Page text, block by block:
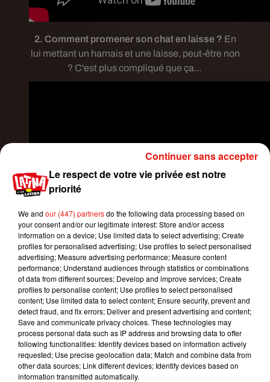
2. Comment promener son chat en laisse ? En
lui mettant un harnais et une laisse, peut-être non
? C'est plus compliqué que ça...
1. Comment boire de l'eau ?Avons-nous
vraiment besoin d'un tuto pour apprendre à boire
de l'eau ? Apparemment oui..
Le respect de votre vie privée est notre
priorité
We and our (447) partnersdo the following data processing based on
your consent and/or our legitimate interest: Store and/or access
information on a device; Use limited data to select advertising; Create
profiles for personalised advertising; Use profiles to select personalised
advertising; Measure advertising performance; Measure content
performance; Understand audiences through statistics or combinations
of data from different sources; Develop and improve services; Create
profiles to personalise content; Use profiles to select personalised
content; Use limited data to select content; Ensure security, prevent and
detect fraud, and fix errors; Deliver and present advertising and content;
Save and communicate privacy choices. These technologies may
process personal data such as IP address and browsing data to offer
following functionalities: Identify devices based on information actively
requested; Use precise geolocation data; Match and combine data from
other data sources; Link different devices; Identify devices based on
information transmitted automatically.
Continuer sans accepter